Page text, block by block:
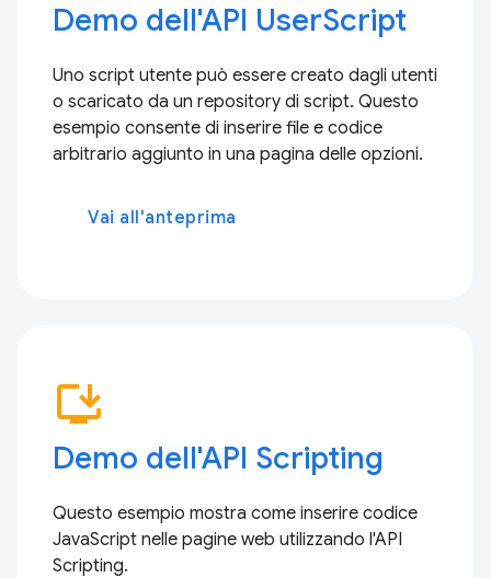
Demo dell'API UserScript
Uno script utente può essere creato dagli utenti
o scaricato da un repository di script. Questo
esempio consente di inserire file e codice
arbitrario aggiunto in una pagina delle opzioni.
Vai all'anteprima
install_desktop
Demo dell'API Scripting
Questo esempio mostra come inserire codice
JavaScript nelle pagine web utilizzando l'API
Scripting.